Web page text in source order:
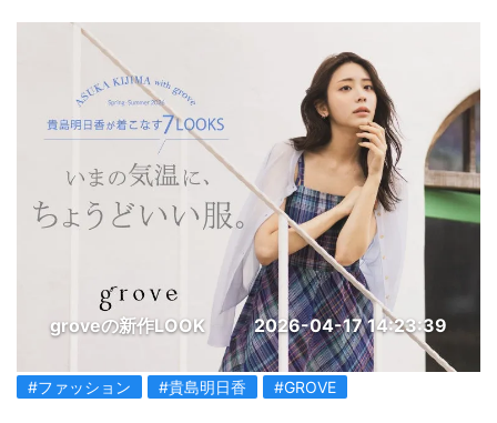
groveの新作LOOK 2026-04-17 14:23:39
#ファッション #貴島明日香 #GROVE